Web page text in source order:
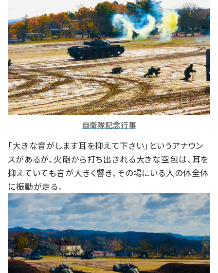
自衛隊記念行事
「大きな音がします耳を抑えて下さい」というアナウン
スがあるが、火砲から打ち出される大きな空包は、耳を
抑えていても音が大きく響き、その場にいる人の体全体
に振動が走る。